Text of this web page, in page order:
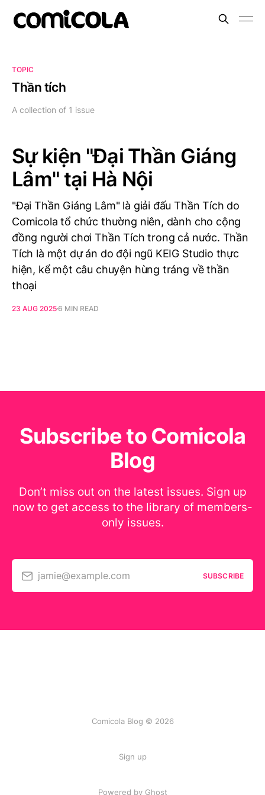
TOPIC
Thần tích
A collection of 1 issue
Sự kiện "Đại Thần Giáng
Lâm" tại Hà Nội
"Đại Thần Giáng Lâm" là giải đấu Thần Tích do
Comicola tổ chức thường niên, dành cho cộng
đồng người chơi Thần Tích trong cả nước. Thần
Tích là một dự án do đội ngũ KEIG Studio thực
hiện, kể một câu chuyện hùng tráng về thần
thoại
23 AUG 20256 MIN READ
Subscribe to Comicola
Blog
Don’t miss out on the latest issues. Sign up
now to get access to the library of members-
only issues.
jamie@example.com SUBSCRIBE
Comicola Blog © 2026
Sign up
Powered by Ghost